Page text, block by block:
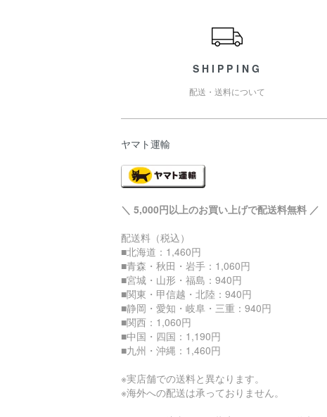
SHIPPING
配送・送料について
ヤマト運輸
＼ 5,000円以上のお買い上げで配送料無料 ／
配送料（税込）
■北海道：1,460円
■青森・秋田・岩手：1,060円
■宮城・山形・福島：940円
■関東・甲信越・北陸：940円
■静岡・愛知・岐阜・三重：940円
■関西：1,060円
■中国・四国：1,190円
■九州・沖縄：1,460円
※実店舗での送料と異なります。
※海外への配送は承っておりません。